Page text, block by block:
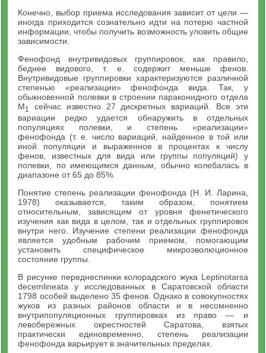
Конечно, выбор приема исследования зависит от цели —
иногда приходится сознательно идти на потерю частной
информации, чтобы получить возможность уловить общие
зависимости.
Фенофонд внутривидовых группировок, как правило,
беднее видового, т. е. содержит меньше фенов.
Внутривидовые группировки характеризуются различной
степенью «реализации» фенофонда вида. Так, у
обыкновенной полевки в строении параконидного отдела
M1
сейчас известно 27 дискретных вариаций. Все эти
вариации редко удается обнаружить в отдельных
популяциях полевки, и степень «реализации»
фенофонда (т. е. число вариаций, найденное в той или
иной популяции и выраженное в процентах к числу
фенов, известных для вида или группы популяций) у
полевки, по имеющимся данным, обычно колебалась в
диапазоне от 65 до 85%.
Понятие степень реализации фенофонда (Н. И. Ларина,
1978) оказывается, таким образом, понятием
относительным, зависящим от уровня фенетического
изучения как вида в целом, так и отдельных группировок
внутри него. Изучение степени реализации фенофонда
является удобным рабочим приемом, помогающим
установить специфическое микроэволюционное
состояние группы.
В рисунке переднеспинки колорадского жука Leptinotarsa
decemlineata у исследованных в Саратовской области
1798 особей выделено 35 фенов. Однако в совокупностях
жуков из разных районов области и в несомненно
внутрипопуляционных группировках из право — и
левобережных окрестностей Саратова, взятых
практически единовременно, степень реализации
фенофонда варьирует в значительных пределах.